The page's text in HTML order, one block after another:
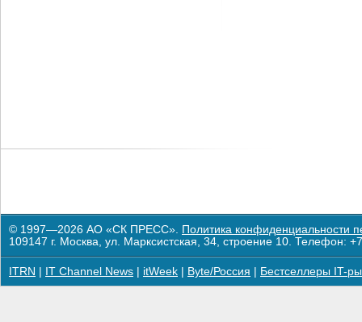
© 1997—2026 АО «СК ПРЕСС». Политика конфиденциальности
109147 г. Москва, ул. Марксистская, 34, строение 10. Телефон:
ITRN IT Channel News itWeek Byte/Россия Бестселлеры IT-